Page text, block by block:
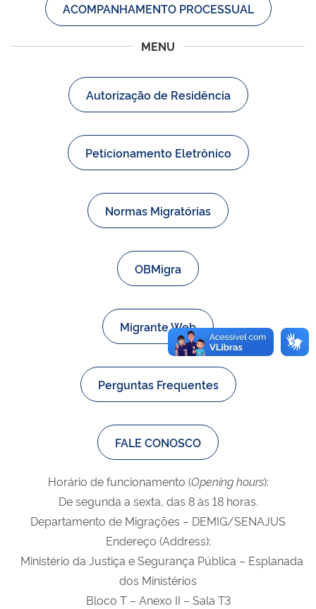
ACOMPANHAMENTO PROCESSUAL
MENU
Autorização de Residência
Peticionamento Eletrônico
Normas Migratórias
OBMigra
Migrante Web
Perguntas Frequentes
FALE CONOSCO
Horário de funcionamento (Opening hours):
De segunda a sexta, das 8 às 18 horas.
Departamento de Migrações – DEMIG/SENAJUS
Endereço (Address):
Ministério da Justiça e Segurança Pública – Esplanada
dos Ministérios
Bloco T – Anexo II – Sala T3